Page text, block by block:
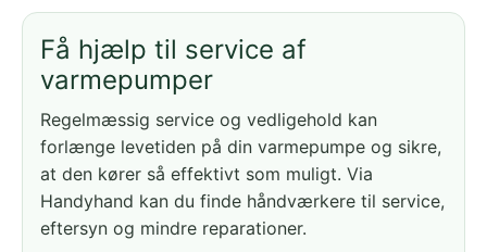
Få hjælp til service af
varmepumper
Regelmæssig service og vedligehold kan
forlænge levetiden på din varmepumpe og sikre,
at den kører så effektivt som muligt. Via
Handyhand kan du finde håndværkere til service,
eftersyn og mindre reparationer.